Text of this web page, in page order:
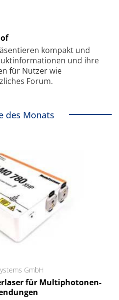
kompakt und
und ihre
für Nutzer wie
Forum.
des Monats
GmbH
für Multiphotonen-